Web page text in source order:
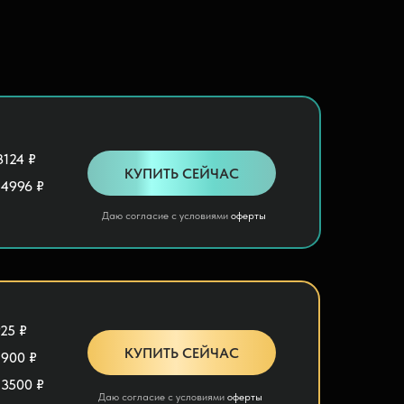
Даю согласие с условиями оферты
₽
₽
КУПИТЬ СЕЙЧАС
₽
₽
₽
КУПИТЬ СЕЙЧАС
Даю согласие с условиями оферты
1300+
+